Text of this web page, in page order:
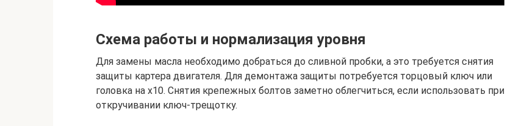
Схема работы и нормализация уровня
Для замены масла необходимо добраться до сливной пробки, а это требуется снятия
защиты картера двигателя. Для демонтажа защиты потребуется торцовый ключ или
головка на х10. Снятия крепежных болтов заметно облегчиться, если использовать при
откручивании ключ-трещотку.